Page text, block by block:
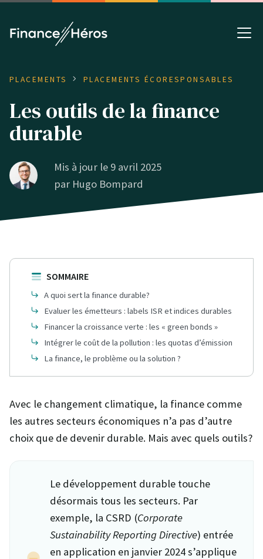
PLACEMENTS PLACEMENTS ÉCORESPONSABLES
Les outils de la finance
durable
Mis à jour le 9 avril 2025
par Hugo Bompard
SOMMAIRE
A quoi sert la finance durable?
Evaluer les émetteurs : labels ISR et indices durables
Financer la croissance verte : les « green bonds »
Intégrer le coût de la pollution : les quotas d’émission
La finance, le problème ou la solution ?
Avec le changement climatique, la finance comme
les autres secteurs économiques n’a pas d’autre
choix que de devenir durable. Mais avec quels outils?
Le développement durable touche
désormais tous les secteurs. Par
exemple, la CSRD (Corporate
Sustainability Reporting Directive) entrée
en application en janvier 2024 s’applique